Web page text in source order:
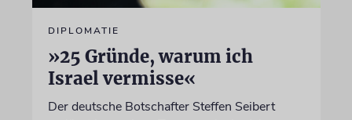
DIPLOMATIE
»25 Gründe, warum ich
Israel vermisse«
Der deutsche Botschafter Steffen Seibert